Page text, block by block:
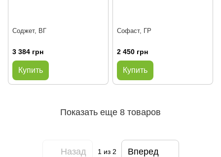
Соджет, ВГ
3 384 грн
Купить
Софаст, ГР
2 450 грн
Купить
Показать еще 8 товаров
Назад 1из 2 Вперед